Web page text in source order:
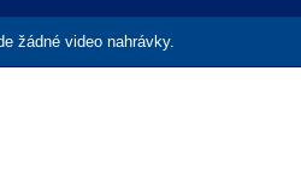
žádné video nahrávky.